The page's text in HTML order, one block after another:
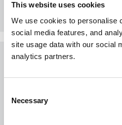
This website uses cookies
We use cookies to personalise
social media features, and
site usage data with our social
analytics partners.
Selection
Necessary
Was möchten Sie jetzt
Jedes Gebiet wird nur einmal vergeben.